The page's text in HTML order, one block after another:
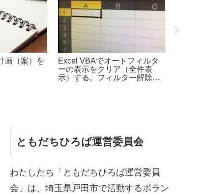
画（案）を
Excel VBAでオートフィルタ
ーの表示をクリア（全件表
示）する。フィルター解除で
ともだちひろば運営委員会
わたしたち「ともだちひろば運営委員
会」は、埼玉県戸田市で活動するボラン